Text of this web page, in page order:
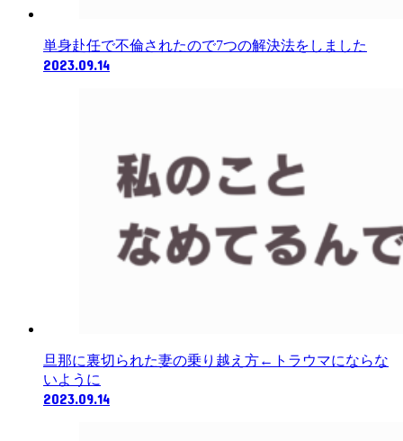
単身赴任で不倫されたので7つの解決法をしました
2023.09.14
旦那に裏切られた妻の乗り越え方←トラウマにならな
いように
2023.09.14